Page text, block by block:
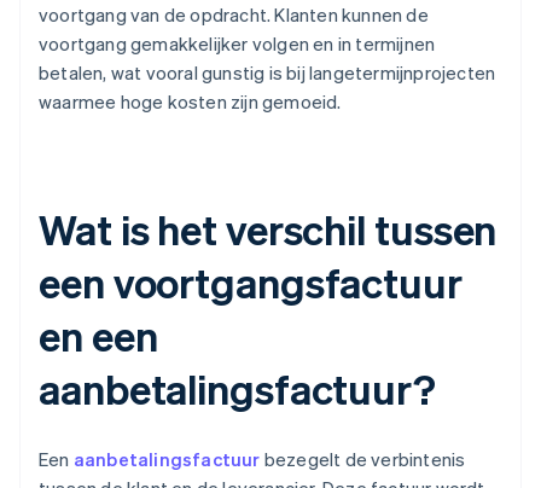
voortgang van de opdracht. Klanten kunnen de
voortgang gemakkelijker volgen en in termijnen
betalen, wat vooral gunstig is bij langetermijnprojecten
waarmee hoge kosten zijn gemoeid.
Wat is het verschil tussen
een voortgangsfactuur
en een
aanbetalingsfactuur?
Een aanbetalingsfactuur bezegelt de verbintenis